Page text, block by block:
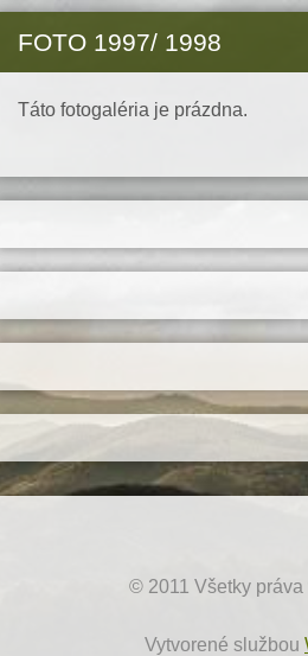
FOTO 1997/ 1998
Táto fotogaléria je prázdna.
© 2011 Všetky práva
Vytvorené službou